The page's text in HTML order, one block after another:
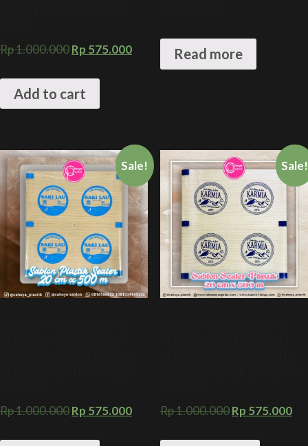
Rp1.000.000Rp 575.000
Add to cart
Read more
Sale!
Rp1.000.000Rp 575.000
Sale!
Rp1.000.000Rp 575.000